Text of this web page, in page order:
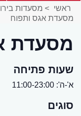
ראשי > מסעדות
מסעדת אגס ותפוח
מסעדת
שעות פתיחה
א'-ה': 11:00-23:00
סוגים